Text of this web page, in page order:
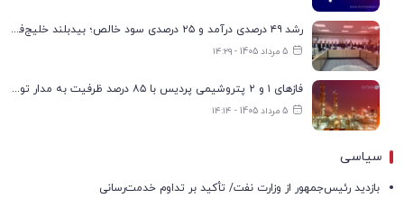
رشد ۴۹ درصدی درآمد و ۲۵ درصدی سود خالص؛ بیدبلند خلیج‌فارس سال ۱۴۰۴ را با رکوردهای جدید به پایان رساند
5 مرداد 1405 - ۱۴:۲۹
فازهای ۱ و ۲ پتروشیمی پردیس با ۸۵ درصد ظرفیت به مدار تولید بازگشتند
5 مرداد 1405 - ۱۴:۱۴
سیاسی
بازدید رئیس‌جمهور از وزارت نفت/ تأکید بر تداوم خدمت‌رسانی